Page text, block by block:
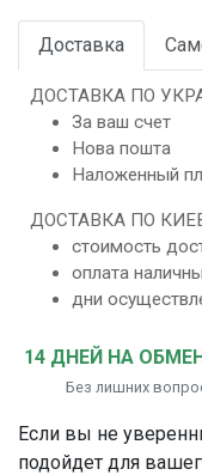
Доставка
ДОСТАВКА ПО
За ваш счет
Нова пошта
Наложенный
ДОСТАВКА ПО
стоимость
оплата
дни
14 ДНЕЙ НА
Без лишних
Если вы не
подойдет для